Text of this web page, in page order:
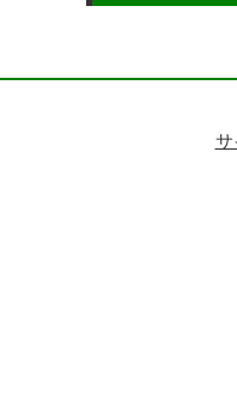
サ